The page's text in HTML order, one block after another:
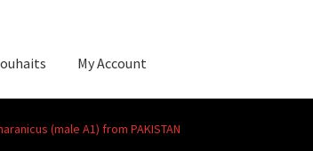
My Account
(male A1) from PAKISTAN